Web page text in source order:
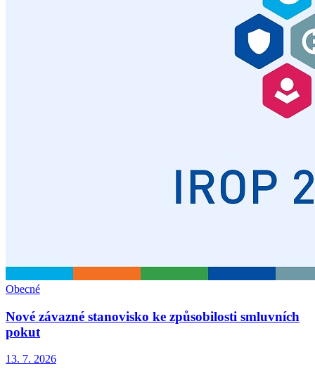
Obecné
Nové závazné stanovisko ke způsobilosti smluvních
pokut
13. 7. 2026